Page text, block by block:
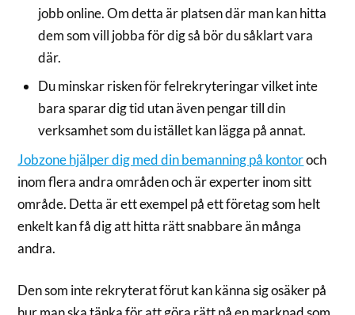
jobb online. Om detta är platsen där man kan hitta
dem som vill jobba för dig så bör du såklart vara
där.
Du minskar risken för felrekryteringar vilket inte
bara sparar dig tid utan även pengar till din
verksamhet som du istället kan lägga på annat.
Jobzone hjälper dig med din bemanning på kontoroch
inom flera andra områden och är experter inom sitt
område. Detta är ett exempel på ett företag som helt
enkelt kan få dig att hitta rätt snabbare än många
andra.
Den som inte rekryterat förut kan känna sig osäker på